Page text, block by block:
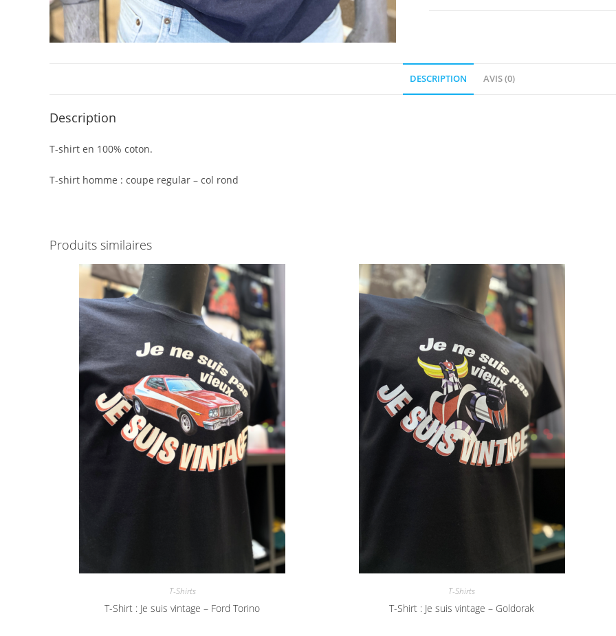
DESCRIPTION AVIS (0)
Description
T-shirt en 100% coton.
T-shirt homme : coupe regular – col rond
Produits similaires
T-Shirts
T-Shirt : Je suis vintage – Ford Torino
T-Shirts
T-Shirt : Je suis vintage – Goldorak